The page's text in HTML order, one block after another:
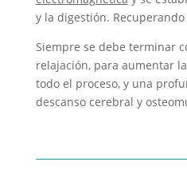
y la digestión.
Siempre se debe terminar
relajación, para aumentar
todo el proceso, y una
descanso cerebral y